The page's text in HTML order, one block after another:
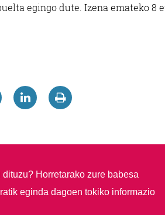
egingo dute. Izena emateko 8
Horretarako zure babesa
eginda dagoen tokiko informazio